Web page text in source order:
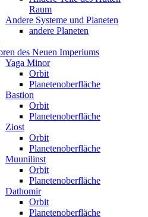
Raum
Andere Systeme und Planeten
andere Planeten
des Neuen Imperiums
Yaga Minor
Orbit
Planetenoberfläche
Bastion
Orbit
Planetenoberfläche
Ziost
Orbit
Planetenoberfläche
Muunilinst
Orbit
Planetenoberfläche
Dathomir
Orbit
Planetenoberfläche